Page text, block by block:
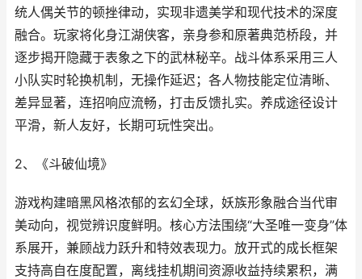
统人偶关节的顿挫律动，实现非遗美学和现代技术的深度
融合。玩家将化身江湖侠客，亲身参和原著典范桥段，并
逐步揭开隐藏于表象之下的武林秘辛。战斗体系采用三人
小队实时轮换机制，无操作延迟；各人物技能定位清晰、
差异显著，连招响应流畅，打击反馈扎实。养成途径设计
平滑，新人友好，长期可玩性突出。
2、《斗破仙境》
游戏构建暗黑风格浓郁的玄幻全球，妖族形象融合当代审
美动向，视觉辨识度鲜明。核心方法围绕“大圣唯一变身”体
系展开，兼顾战力跃升和特效表现力。放开式的成长框架
支持高自在度配置，离线挂机期间资源收益持续累积，满